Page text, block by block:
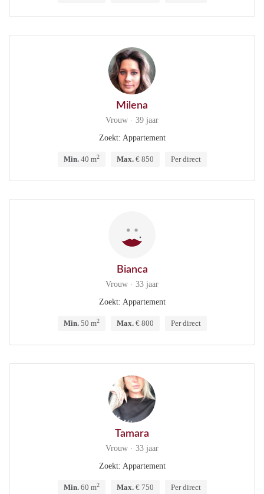
Milena
Vrouw · 39 jaar
Zoekt: Appartement
Min.40 m2 Max.€ 850 Per direct
Bianca
Vrouw · 33 jaar
Zoekt: Appartement
Min.50 m2 Max.€ 800 Per direct
Tamara
Vrouw · 33 jaar
Zoekt: Appartement
Min.60 m2 Max.€ 750 Per direct